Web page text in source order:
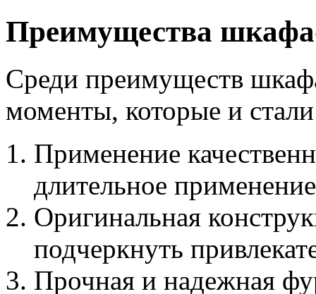
Преимущества
Среди преимуществ
моменты, которые и
Применение
длительное
Оригинальная
подчеркнуть
Прочная и надежная